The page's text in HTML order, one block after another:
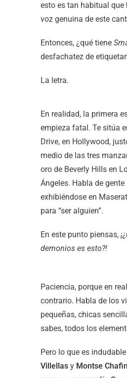
esto es tan habitual que
voz genuina de este
Entonces, ¿qué tiene
desfachatez de
La letra.
En realidad, la primera
empieza fatal. Te sitúa
Drive, en Hollywood,
medio de las tres
oro de Beverly Hills en
Ángeles. Habla de gente
exhibiéndose en
para “ser alguien”.
En este punto piensas,
demonios es esto?!
Paciencia, porque en
contrario. Habla de los
pequeñas, chicas
sabes, todos los
Pero lo que es
Villellas y Montse